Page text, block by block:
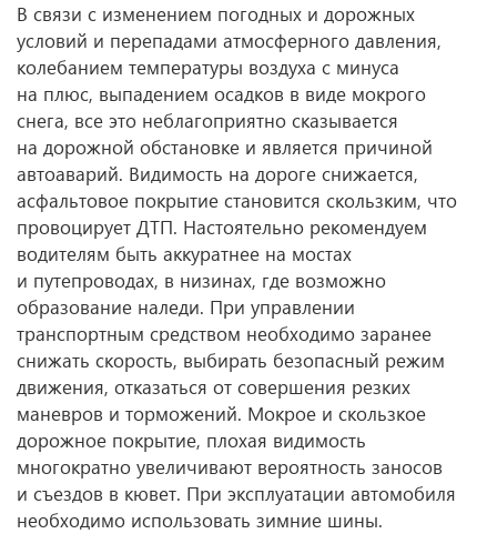
В связи с изменением погодных и дорожных
условий и перепадами атмосферного давления,
колебанием температуры воздуха с минуса
на плюс, выпадением осадков в виде мокрого
снега, все это неблагоприятно сказывается
на дорожной обстановке и является причиной
автоаварий. Видимость на дороге снижается,
асфальтовое покрытие становится скользким, что
провоцирует ДТП. Настоятельно рекомендуем
водителям быть аккуратнее на мостах
и путепроводах, в низинах, где возможно
образование наледи. При управлении
транспортным средством необходимо заранее
снижать скорость, выбирать безопасный режим
движения, отказаться от совершения резких
маневров и торможений. Мокрое и скользкое
дорожное покрытие, плохая видимость
многократно увеличивают вероятность заносов
и съездов в кювет. При эксплуатации автомобиля
необходимо использовать зимние шины.